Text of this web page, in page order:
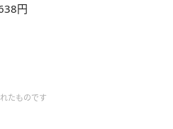
円
たものです